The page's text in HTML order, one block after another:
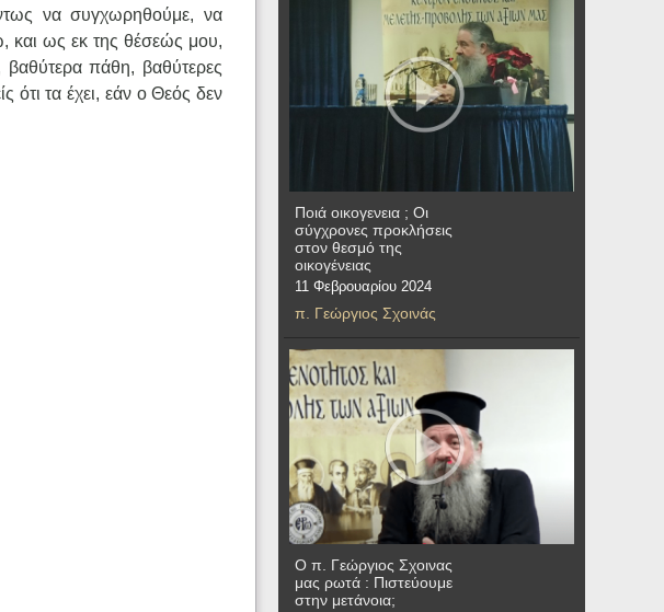
να συγχωρηθούμε, να
και ως εκ της θέσεώς μου,
πάθη, βαθύτερες
ότι τα έχει, εάν ο Θεός δεν
Ποιά οικογενεια ; Οι
σύγχρονες προκλήσεις
στον θεσμό της
οικογένειας
11 Φεβρουαρίου 2024
π. Γεώργιος Σχοινάς
Ο π. Γεώργιος Σχοινας
μας ρωτά : Πιστεύουμε
στην μετάνοια;